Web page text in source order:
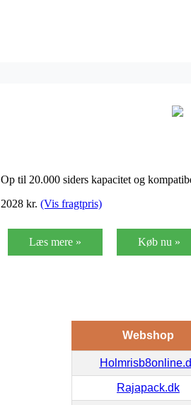
Op til 20.000 siders kapacitet og
2028 kr. (Vis fragtpris)
Læs mere » Køb nu »
Webshop
Rajapack.dk